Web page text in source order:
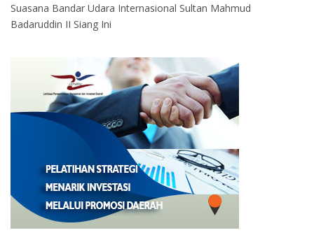
Suasana Bandar Udara Internasional Sultan Mahmud
Badaruddin II Siang Ini